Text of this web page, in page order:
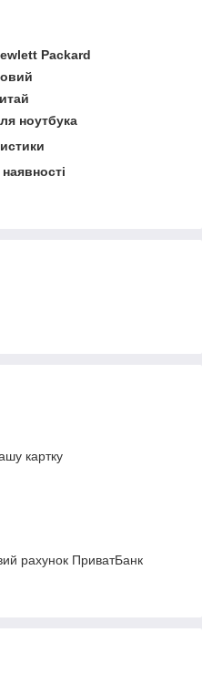
Packard
ноутбука
картку
рахунок ПриватБанк